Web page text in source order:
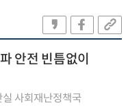
안전 빈틈없이
사회재난정책국